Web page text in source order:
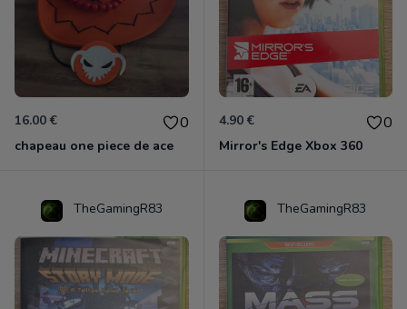
16.00 € 0
chapeau one piece de ace
4.90 € 0
Mirror's Edge Xbox 360
TheGamingR83 TheGamingR83